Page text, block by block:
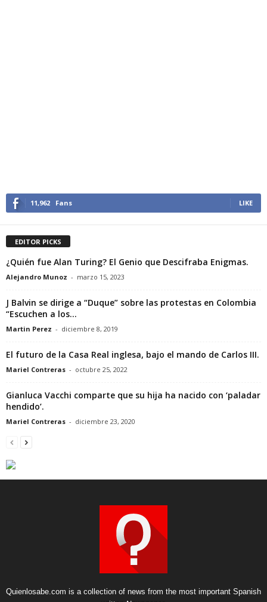
11,962 Fans LIKE
EDITOR PICKS
¿Quién fue Alan Turing? El Genio que Descifraba Enigmas.
Alejandro Munoz - marzo 15, 2023
J Balvin se dirige a “Duque” sobre las protestas en Colombia
“Escuchen a los...
Martin Perez - diciembre 8, 2019
El futuro de la Casa Real inglesa, bajo el mando de Carlos III.
Mariel Contreras - octubre 25, 2022
Gianluca Vacchi comparte que su hija ha nacido con ‘paladar
hendido’.
Mariel Contreras - diciembre 23, 2020
Quienlosabe.com is a collection of news from the most important Spanish